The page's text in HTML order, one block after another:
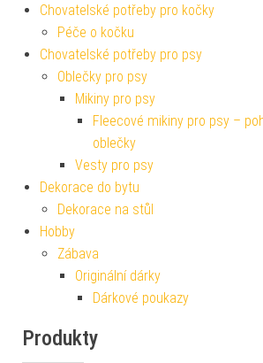
Chovatelské potřeby pro kočky
Péče o kočku
Chovatelské potřeby pro psy
Oblečky pro psy
Mikiny pro psy
Fleecové mikiny pro psy –
oblečky
Vesty pro psy
Dekorace do bytu
Dekorace na stůl
Hobby
Zábava
Originální dárky
Dárkové poukazy
Produkty